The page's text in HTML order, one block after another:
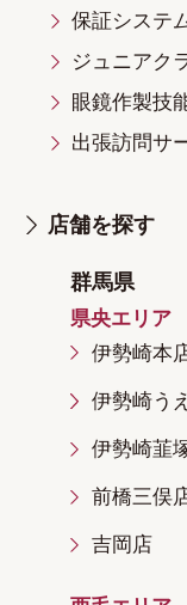
保証システ
ジュニアク
眼鏡作製技
出張訪問サ
店舗を探す
群馬県
県央エリア
伊勢崎本
伊勢崎う
伊勢崎韮
前橋三俣
吉岡店